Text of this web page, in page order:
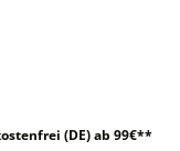
(DE) ab 99€**